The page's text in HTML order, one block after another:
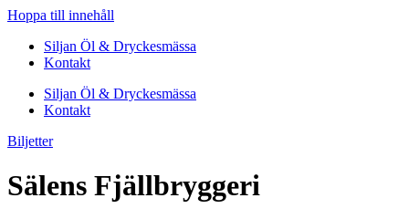
Hoppa till innehåll
Siljan Öl & Dryckesmässa
Kontakt
Siljan Öl & Dryckesmässa
Kontakt
Biljetter
Sälens Fjällbryggeri